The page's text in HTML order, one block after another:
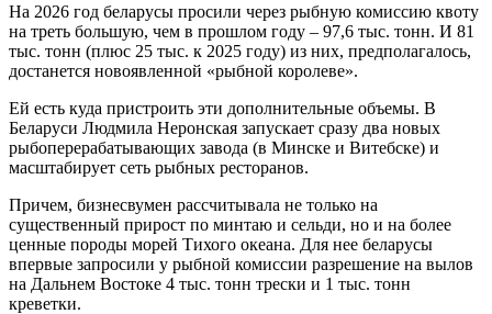
На 2026 год беларусы просили через рыбную комиссию квоту
на треть большую, чем в прошлом году – 97,6 тыс. тонн. И 81
тыс. тонн (плюс 25 тыс. к 2025 году) из них, предполагалось,
достанется новоявленной «рыбной королеве».
Ей есть куда пристроить эти дополнительные объемы. В
Беларуси Людмила Неронская запускает сразу два новых
рыбоперерабатывающих завода (в Минске и Витебске) и
масштабирует сеть рыбных ресторанов.
Причем, бизнесвумен рассчитывала не только на
существенный прирост по минтаю и сельди, но и на более
ценные породы морей Тихого океана. Для нее беларусы
впервые запросили у рыбной комиссии разрешение на вылов
на Дальнем Востоке 4 тыс. тонн трески и 1 тыс. тонн
креветки.